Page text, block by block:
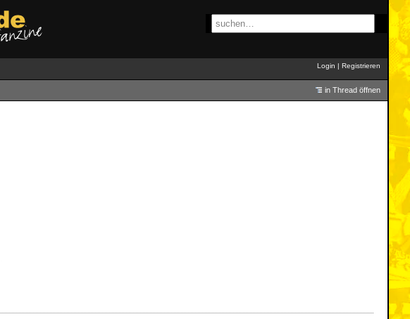
Login | Registrieren
in Thread öffnen